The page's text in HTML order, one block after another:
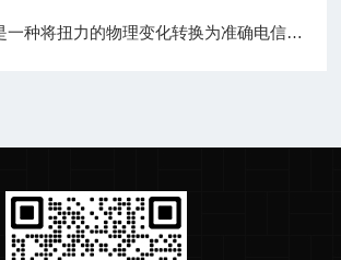
将扭力的物理变化转换为准确电信号的测量仪器